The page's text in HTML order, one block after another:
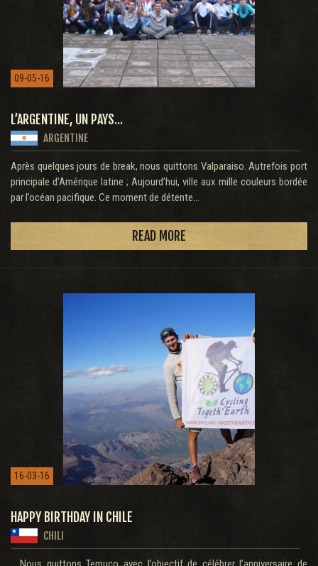
09-05-16
L’ARGENTINE, UN PAYS...
ARGENTINE
Après quelques jours de break, nous quittons Valparaiso. Autrefois port
principale d’Amérique latine ; Aujourd’hui, ville aux mille couleurs bordée
par l’océan pacifique. Ce moment de détente...
READ MORE
16-03-16
HAPPY BIRTHDAY IN CHILE
CHILI